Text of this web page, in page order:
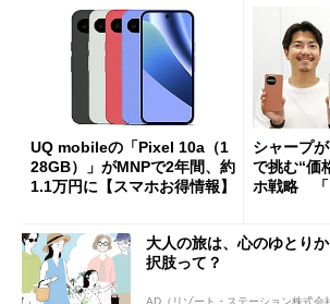
UQ mobileの「Pixel 10a（1
28GB）」がMNPで2年間、約
1.1万円に【スマホお得情報】
シャープ
で挑む“価
ホ戦略 「
大人の旅は、心のゆとり
択肢って？
AD（リゾート・ステーション株式会